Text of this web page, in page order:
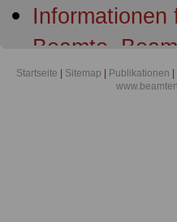
Informationen
Beamte,
Startseite Sitemap Publikationen